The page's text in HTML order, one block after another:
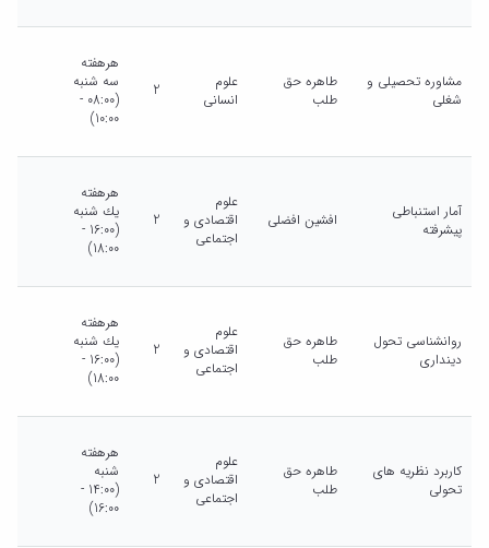
مشاوره تحصیلی و
شغلی
طاهره حق
طلب
علوم
انسانی
2
هرهفته
سه شنبه
(08:00 -
10:00)
آمار استنباطی
پیشرفته
افشین افضلی
علوم
اقتصادی و
اجتماعی
2
هرهفته
يك شنبه
(16:00 -
18:00)
روانشناسی تحول
دینداری
طاهره حق
طلب
علوم
اقتصادی و
اجتماعی
2
هرهفته
يك شنبه
(16:00 -
18:00)
کاربرد نظریه های
تحولی
طاهره حق
طلب
علوم
اقتصادی و
اجتماعی
2
هرهفته
شنبه
(14:00 -
16:00)